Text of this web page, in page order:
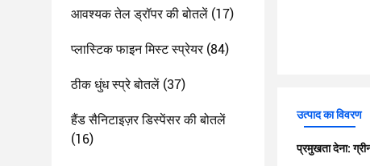
आवश्यक तेल ड्रॉपर की बोतलें (17)
प्लास्टिक फाइन मिस्ट स्प्रेयर(84)
ठीक धुंध स्प्रे बोतलें (37)
हैंड सैनिटाइज़र डिस्पेंसर की बोतलें
(16)
उत्पाद का विवरण
प्रमुखता देना: